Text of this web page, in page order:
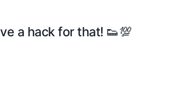
a hack for that! 👟💯